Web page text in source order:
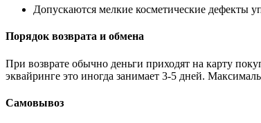
Допускаются мелкие косметические дефекты
Порядок возврата и обмена
При возврате обычно деньги приходят на карту
эквайринге это иногда занимает 3-5 дней.
Самовывоз